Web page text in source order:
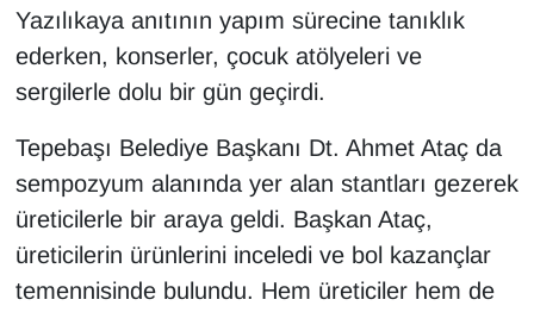
Yazılıkaya anıtının yapım sürecine tanıklık
ederken, konserler, çocuk atölyeleri ve
sergilerle dolu bir gün geçirdi.
Tepebaşı Belediye Başkanı Dt. Ahmet Ataç da
sempozyum alanında yer alan stantları gezerek
üreticilerle bir araya geldi. Başkan Ataç,
üreticilerin ürünlerini inceledi ve bol kazançlar
temennisinde bulundu. Hem üreticiler hem de